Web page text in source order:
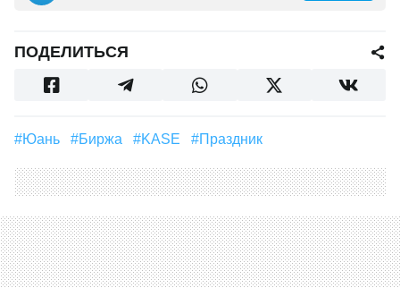
ПОДЕЛИТЬСЯ
#юань #биржа #KASE #праздник